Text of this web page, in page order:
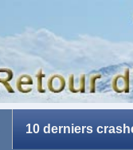
10 derniers